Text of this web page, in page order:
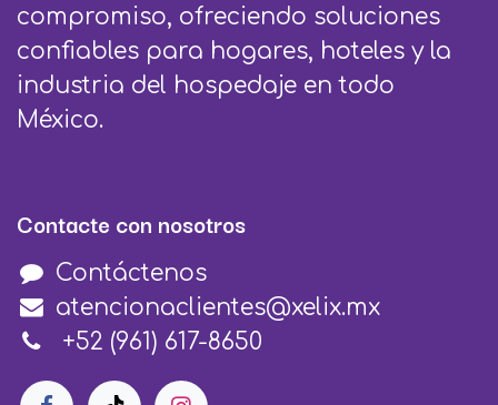
compromiso, ofreciendo soluciones
confiables para hogares, hoteles y la
industria del hospedaje en todo
México.
Contacte con nosotros
Contáctenos
atencionaclientes@xelix.mx
+52 (961) 617-8650